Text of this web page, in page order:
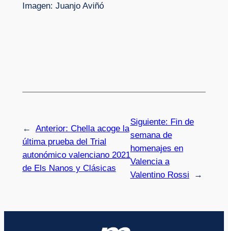
Imagen: Juanjo Aviñó
← Anterior: Chella acoge la
última prueba del Trial
autonómico valenciano 2021
de Els Nanos y Clásicas
Siguiente: Fin de
semana de
homenajes en
Valencia a
Valentino Rossi
→